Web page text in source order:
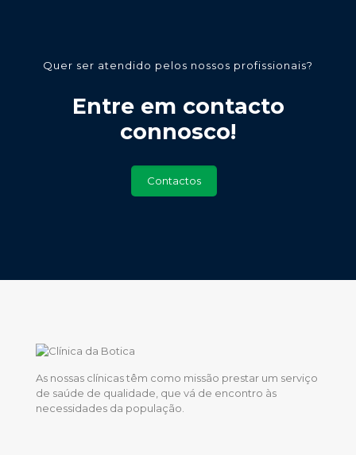
Quer ser atendido pelos nossos profissionais?
Entre em contacto
connosco!
Contactos
As nossas clínicas têm como missão prestar um serviço
de saúde de qualidade, que vá de encontro às
necessidades da população.